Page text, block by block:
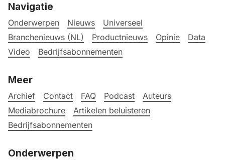
Navigatie
Onderwerpen Nieuws
Universeel
Branchenieuws (NL)
Productnieuws Opinie
Data
Video
Bedrijfsabonnementen
Meer
Archief Contact FAQ Podcast
Auteurs
Mediabrochure
Artikelen beluisteren
Bedrijfsabonnementen
Onderwerpen